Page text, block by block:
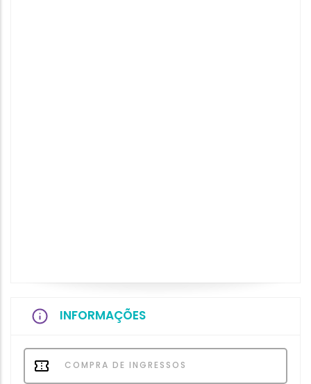
INFORMAÇÕES
COMPRA DE INGRESSOS